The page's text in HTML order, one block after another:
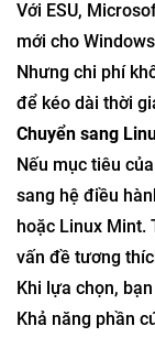
Với ESU,
mới cho
Nhưng chi phí
để kéo dài thời
Chuyển sang
Nếu mục tiêu
sang hệ điều
hoặc Linux Mint.
vấn đề tương
Khi lựa chọn,
Khả năng phần